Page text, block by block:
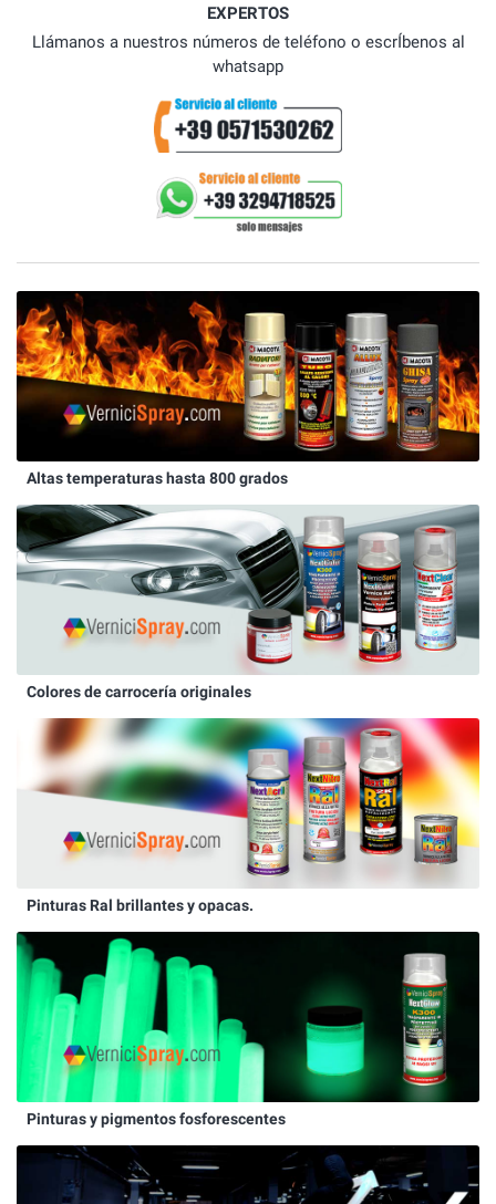
EXPERTOS
Llámanos a nuestros números de teléfono o escrÍbenos al
whatsapp
Altas temperaturas hasta 800 grados
Colores de carrocería originales
Pinturas Ral brillantes y opacas.
Pinturas y pigmentos fosforescentes